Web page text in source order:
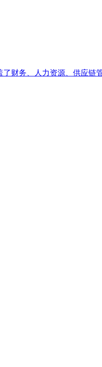
财务、人力资源、供应链